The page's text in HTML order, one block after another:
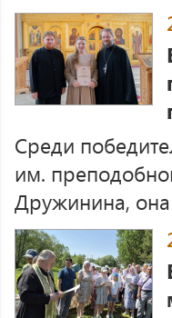
Среди
им.
Дружинина,